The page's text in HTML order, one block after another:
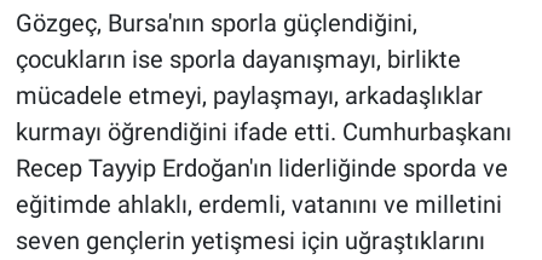
Gözgeç, Bursa'nın sporla güçlendiğini,
çocukların ise sporla dayanışmayı, birlikte
mücadele etmeyi, paylaşmayı, arkadaşlıklar
kurmayı öğrendiğini ifade etti. Cumhurbaşkanı
Recep Tayyip Erdoğan'ın liderliğinde sporda ve
eğitimde ahlaklı, erdemli, vatanını ve milletini
seven gençlerin yetişmesi için uğraştıklarını